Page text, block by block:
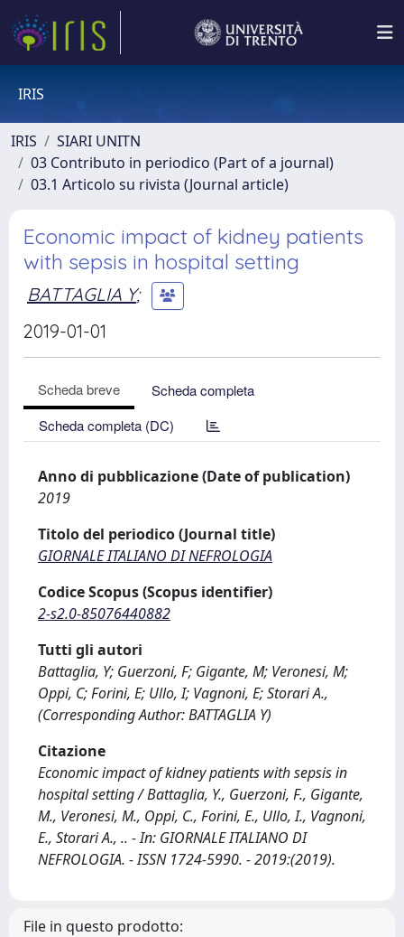
IRIS
IRIS
SIARI UNITN
03 Contributo in periodico (Part of a journal)
03.1 Articolo su rivista (Journal article)
Economic impact of kidney patients
with sepsis in hospital setting
BATTAGLIA Y;
2019-01-01
Scheda breve
Scheda completa
Scheda completa (DC)
Anno di pubblicazione (Date of publication)
2019
Titolo del periodico (Journal title)
GIORNALE ITALIANO DI NEFROLOGIA
Codice Scopus (Scopus identifier)
2-s2.0-85076440882
Tutti gli autori
Battaglia, Y; Guerzoni, F; Gigante, M; Veronesi, M;
Oppi, C; Forini, E; Ullo, I; Vagnoni, E; Storari A.,
(Corresponding Author: BATTAGLIA Y)
Citazione
Economic impact of kidney patients with sepsis in
hospital setting / Battaglia, Y., Guerzoni, F., Gigante,
M., Veronesi, M., Oppi, C., Forini, E., Ullo, I., Vagnoni,
E., Storari A., .. - In: GIORNALE ITALIANO DI
NEFROLOGIA. - ISSN 1724-5990. - 2019:(2019).
File in questo prodotto: